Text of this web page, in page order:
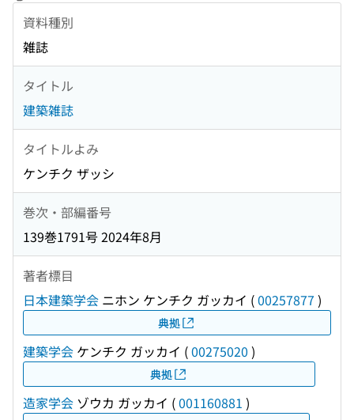
資料種別
雑誌
タイトル
建築雑誌
タイトルよみ
ケンチク ザッシ
巻次・部編番号
139巻1791号 2024年8月
著者標目
日本建築学会 ニホン ケンチク ガッカイ (00257877 )
典拠
建築学会 ケンチク ガッカイ (00275020 )
典拠
造家学会 ゾウカ ガッカイ (001160881 )